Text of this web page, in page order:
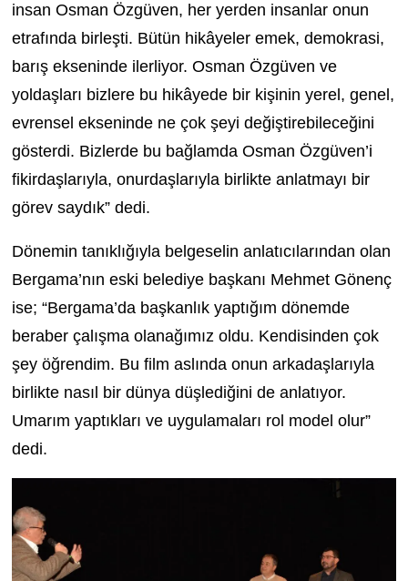
insan Osman Özgüven, her yerden insanlar onun
etrafında birleşti. Bütün hikâyeler emek, demokrasi,
barış ekseninde ilerliyor. Osman Özgüven ve
yoldaşları bizlere bu hikâyede bir kişinin yerel, genel,
evrensel ekseninde ne çok şeyi değiştirebileceğini
gösterdi. Bizlerde bu bağlamda Osman Özgüven’i
fikirdaşlarıyla, onurdaşlarıyla birlikte anlatmayı bir
görev saydık” dedi.
Dönemin tanıklığıyla belgeselin anlatıcılarından olan
Bergama’nın eski belediye başkanı Mehmet Gönenç
ise; “Bergama’da başkanlık yaptığım dönemde
beraber çalışma olanağımız oldu. Kendisinden çok
şey öğrendim. Bu film aslında onun arkadaşlarıyla
birlikte nasıl bir dünya düşlediğini de anlatıyor.
Umarım yaptıkları ve uygulamaları rol model olur”
dedi.